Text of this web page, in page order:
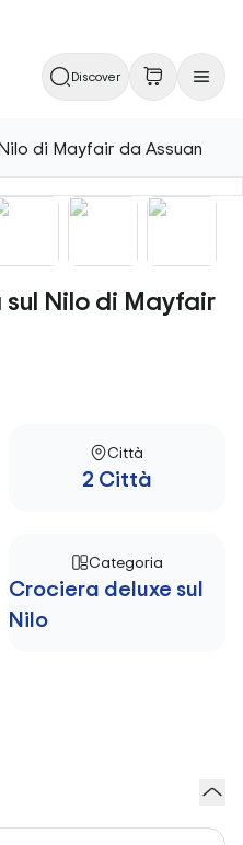
Discover
di Mayfair da Assuan
Nilo di Mayfair
Città
2 Città
Categoria
Crociera deluxe sul
Nilo